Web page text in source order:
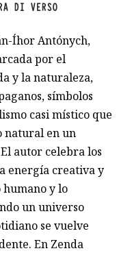
DI VERSO
Íhor Antónych,
por el
y la naturaleza,
símbolos
casi místico que
natural en un
autor celebra los
energía creativa y
y lo
un universo
se vuelve
En Zenda